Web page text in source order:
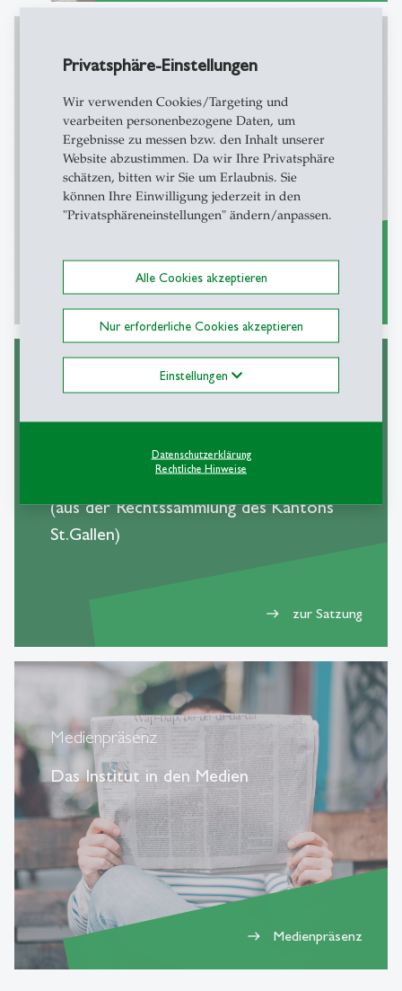
Privatsphäre-Einstellungen
Wir verwenden Cookies/Targeting und
vearbeiten personenbezogene Daten, um
Ergebnisse zu messen bzw. den Inhalt unserer
Website abzustimmen. Da wir Ihre Privatsphäre
schätzen, bitten wir Sie um Erlaubnis. Sie
können Ihre Einwilligung jederzeit in den
"Privatsphäreneinstellungen" ändern/anpassen.
Alle Cookies akzeptieren
Nur erforderliche Cookies akzeptieren
Einstellungen
Datenschutzerklärung
Rechtliche Hinweise
Newsletterarchiv
east zum Archiv
Die aktuellste Version der Satzung des
(aus der Rechtssammlung des Kantons
St.Gallen)
east zur Satzung
Medienpräsenz
Das Institut in den Medien
east Medienpräsenz